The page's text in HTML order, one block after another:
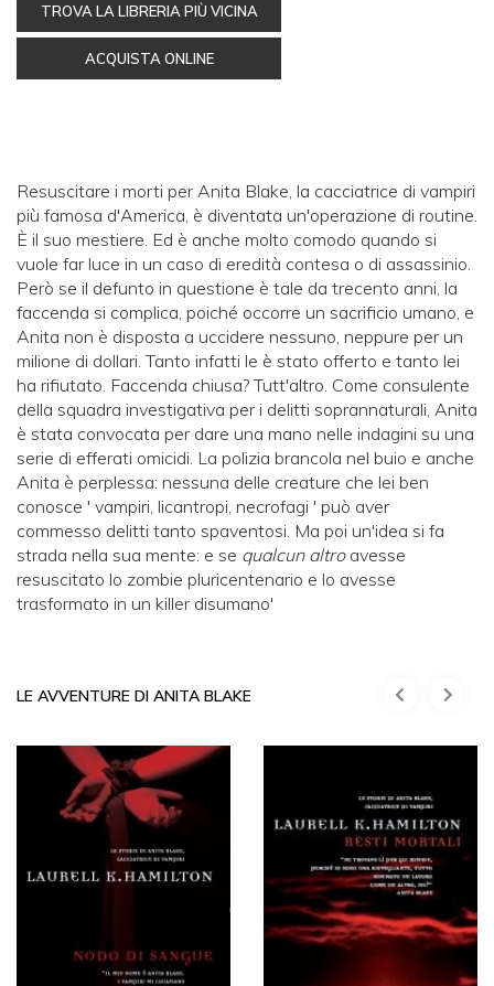
TROVA LA LIBRERIA PIÙ VICINA
ACQUISTA ONLINE
Resuscitare i morti per Anita Blake, la cacciatrice di vampiri
più famosa d'America, è diventata un'operazione di routine.
È il suo mestiere. Ed è anche molto comodo quando si
vuole far luce in un caso di eredità contesa o di assassinio.
Però se il defunto in questione è tale da trecento anni, la
faccenda si complica, poiché occorre un sacrificio umano, e
Anita non è disposta a uccidere nessuno, neppure per un
milione di dollari. Tanto infatti le è stato offerto e tanto lei
ha rifiutato. Faccenda chiusa? Tutt'altro. Come consulente
della squadra investigativa per i delitti soprannaturali, Anita
è stata convocata per dare una mano nelle indagini su una
serie di efferati omicidi. La polizia brancola nel buio e anche
Anita è perplessa: nessuna delle creature che lei ben
conosce ' vampiri, licantropi, necrofagi ' può aver
commesso delitti tanto spaventosi. Ma poi un'idea si fa
strada nella sua mente: e se qualcun altroavesse
resuscitato lo zombie pluricentenario e lo avesse
trasformato in un killer disumano'
LE AVVENTURE DI ANITA BLAKE